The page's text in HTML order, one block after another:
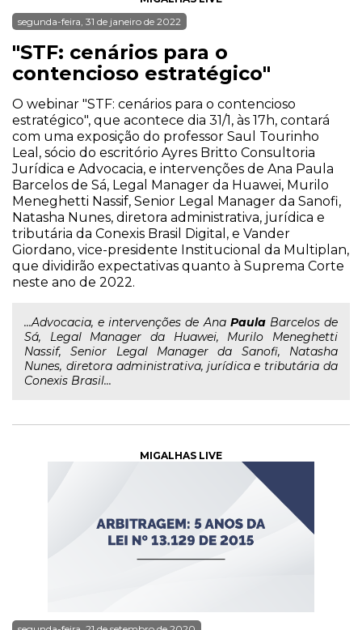
segunda-feira, 31 de janeiro de 2022
"STF: cenários para o
contencioso estratégico"
O webinar "STF: cenários para o contencioso
estratégico", que acontece dia 31/1, às 17h, contará
com uma exposição do professor Saul Tourinho
Leal, sócio do escritório Ayres Britto Consultoria
Jurídica e Advocacia, e intervenções de Ana Paula
Barcelos de Sá, Legal Manager da Huawei, Murilo
Meneghetti Nassif, Senior Legal Manager da Sanofi,
Natasha Nunes, diretora administrativa, jurídica e
tributária da Conexis Brasil Digital, e Vander
Giordano, vice-presidente Institucional da Multiplan,
que dividirão expectativas quanto à Suprema Corte
neste ano de 2022.
...Advocacia, e intervenções de Ana PaulaBarcelos de
Sá, Legal Manager da Huawei, Murilo Meneghetti
Nassif, Senior Legal Manager da Sanofi, Natasha
Nunes, diretora administrativa, jurídica e tributária da
Conexis Brasil...
MIGALHAS LIVE